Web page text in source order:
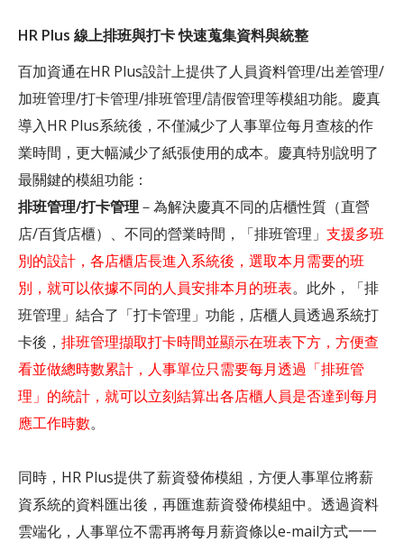
HR Plus 線上排班與打卡 快速蒐集資料與統整
百加資通在HR Plus設計上提供了人員資料管理/出差管理/
加班管理/打卡管理/排班管理/請假管理等模組功能。慶真
導入HR Plus系統後，不僅減少了人事單位每月查核的作
業時間，更大幅減少了紙張使用的成本。慶真特別說明了
最關鍵的模組功能：
排班管理/打卡管理 －為解決慶真不同的店櫃性質（直營
店/百貨店櫃）、不同的營業時間，「排班管理」 支援多班
別的設計，各店櫃店長進入系統後，選取本月需要的班
別，就可以依據不同的人員安排本月的班表。此外，「排
班管理」結合了「打卡管理」功能，店櫃人員透過系統打
卡後， 排班管理擷取打卡時間並顯示在班表下方，方便查
看並做總時數累計，人事單位只需要每月透過「排班管
理」的統計，就可以立刻結算出各店櫃人員是否達到每月
應工作時數。
同時，HR Plus提供了薪資發佈模組，方便人事單位將薪
資系統的資料匯出後，再匯進薪資發佈模組中。透過資料
雲端化，人事單位不需再將每月薪資條以e-mail方式一一